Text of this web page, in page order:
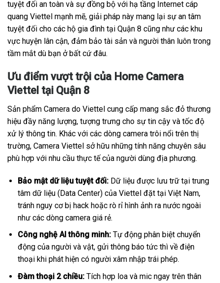
tuyệt đối an toàn và sự đồng bộ với hạ tầng Internet cáp
quang Viettel mạnh mẽ, giải pháp này mang lại sự an tâm
tuyệt đối cho các hộ gia đình tại Quận 8 cũng như các khu
vực huyện lân cận, đảm bảo tài sản và người thân luôn trong
tầm mắt dù bạn ở bất cứ đâu.
Ưu điểm vượt trội của Home Camera
Viettel tại Quận 8
Sản phẩm Camera do Viettel cung cấp mang sắc đỏ thương
hiệu đầy năng lượng, tượng trưng cho sự tin cậy và tốc độ
xử lý thông tin. Khác với các dòng camera trôi nổi trên thị
trường, Camera Viettel sở hữu những tính năng chuyên sâu
phù hợp với nhu cầu thực tế của người dùng địa phương.
Bảo mật dữ liệu tuyệt đối:Dữ liệu được lưu trữ tại trung
tâm dữ liệu (Data Center) của Viettel đặt tại Việt Nam,
tránh nguy cơ bị hack hoặc rò rỉ hình ảnh ra nước ngoài
như các dòng camera giá rẻ.
Công nghệ AI thông minh:Tự động phân biệt chuyển
động của người và vật, gửi thông báo tức thì về điện
thoại khi phát hiện có người xâm nhập trái phép.
Đàm thoại 2 chiều:Tích hợp loa và mic ngay trên thân